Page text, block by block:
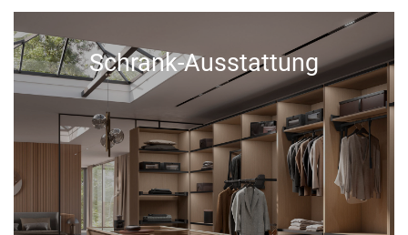
Schrank-Ausstattung